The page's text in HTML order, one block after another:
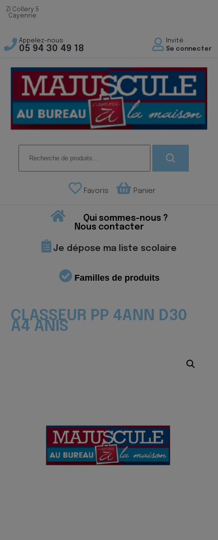
ZI Collery 5
Cayenne
Appelez-nous
05 94 30 49 18
Invité
Se connecter
pour :
Favoris Panier
Qui sommes-nous ?
Nous contacter
Je dépose ma liste scolaire
Familles de produits
CLASSEUR PP 4ANN D30
A4 ANIS